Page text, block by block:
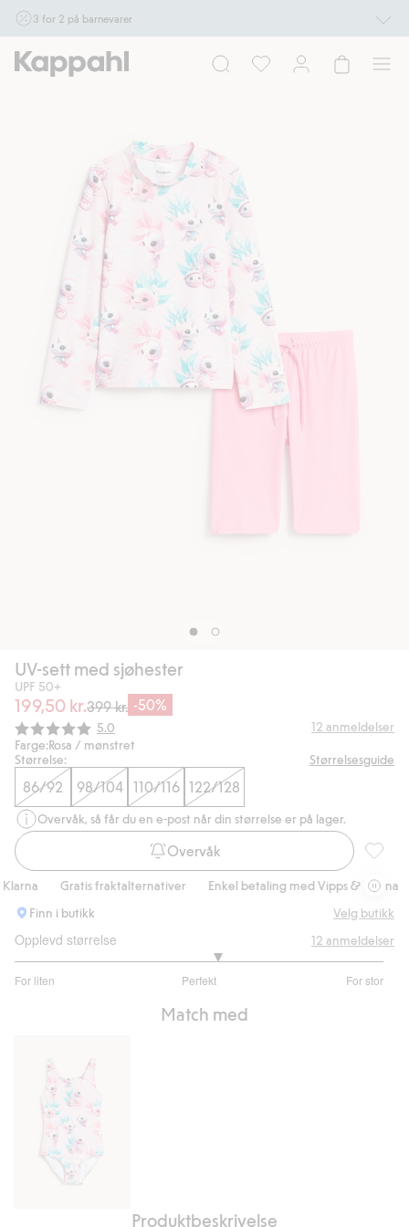
3 for 2 på barnevarer
17/8 i butikk & online for deg som er eller blir medlem. Kan ikke kombineres med
andre tilbud eller rabatter.
UV-sett med sjøhester
UPF 50+
199,50 kr.399 kr. -50%
Gjennomsnittskarakter:
5.0 12 anmeldelser
Farge:Rosa / mønstret
Størrelse:
Størrelsesguide
86/92 98/104 110/116 122/128
Overvåk, så får du en e-post når din størrelse er på lager.
Overvåk
Gratis fraktalternativer Enkel betaling med Vipps & Klarna
Finn i butikk
Velg butikk
Opplevd størrelse
For liten Perfekt For stor
av
stemmer
12 anmeldelser
Match med
Produktbeskrivelse